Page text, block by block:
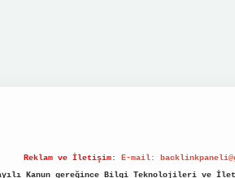
Reklam ve İletişim: E-mail:
Kanun gereğince Bilgi Teknolojileri ve